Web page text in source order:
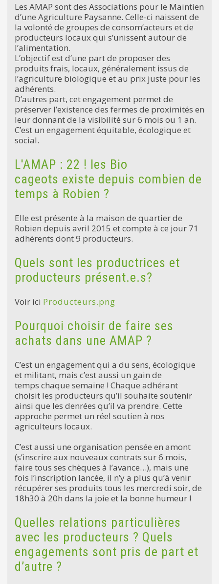
Les AMAP sont des Associations pour le Maintien
d’une Agriculture Paysanne. Celle-ci naissent de
la volonté de groupes de consom’acteurs et de
producteurs locaux qui s’unissent autour de
l’alimentation.
L’objectif est d’une part de proposer des
produits frais, locaux, généralement issus de
l’agriculture biologique et au prix juste pour les
adhérents.
D’autres part, cet engagement permet de
préserver l’existence des fermes de proximités en
leur donnant de la visibilité sur 6 mois ou 1 an.
C’est un engagement équitable, écologique et
social.
L'AMAP : 22 ! les Bio
cageots existe depuis combien de
temps à Robien ?
Elle est présente à la maison de quartier de
Robien depuis avril 2015 et compte à ce jour 71
adhérents dont 9 producteurs.
Quels sont les productrices et
producteurs présent.e.s?
Voir ici Producteurs.png
Pourquoi choisir de faire ses
achats dans une AMAP ?
C’est un engagement qui a du sens, écologique
et militant, mais c’est aussi un gain de
temps chaque semaine ! Chaque adhérant
choisit les producteurs qu’il souhaite soutenir
ainsi que les denrées qu’il va prendre. Cette
approche permet un réel soutien à nos
agriculteurs locaux.
C’est aussi une organisation pensée en amont
(s’inscrire aux nouveaux contrats sur 6 mois,
faire tous ses chèques à l’avance…), mais une
fois l’inscription lancée, il n’y a plus qu’à venir
récupérer ses produits tous les mercredi soir, de
18h30 à 20h dans la joie et la bonne humeur !
Quelles relations particulières
avec les producteurs ? Quels
engagements sont pris de part et
d’autre ?